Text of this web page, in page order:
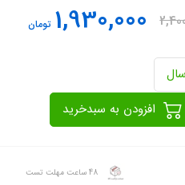
1,930,000 تومان
48 ساعت مهلت تست